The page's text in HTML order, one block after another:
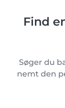
Find
Søger du
nemt den